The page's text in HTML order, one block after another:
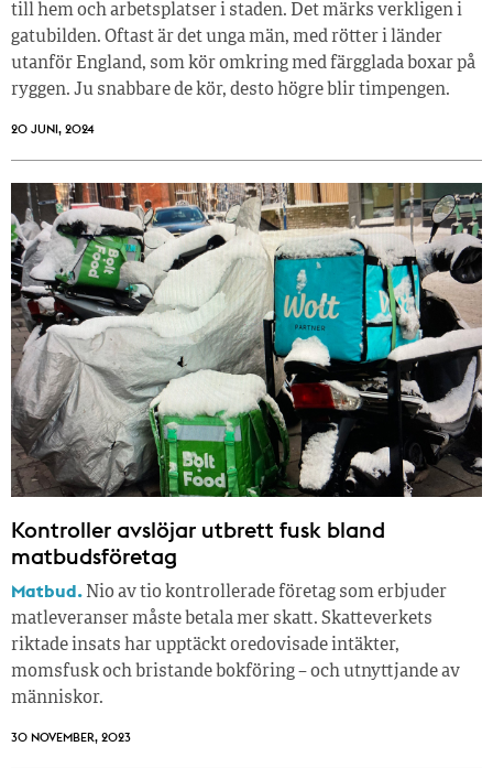
till hem och arbetsplatser i staden. Det märks verkligen i
gatubilden. Oftast är det unga män, med rötter i länder
utanför England, som kör omkring med färgglada boxar på
ryggen. Ju snabbare de kör, desto högre blir timpengen.
20 JUNI, 2024
Kontroller avslöjar utbrett fusk bland
matbudsföretag
Matbud. Nio av tio kontrollerade företag som erbjuder
matleveranser måste betala mer skatt. Skatteverkets
riktade insats har upptäckt oredovisade intäkter,
momsfusk och bristande bokföring – och utnyttjande av
människor.
30 NOVEMBER, 2023